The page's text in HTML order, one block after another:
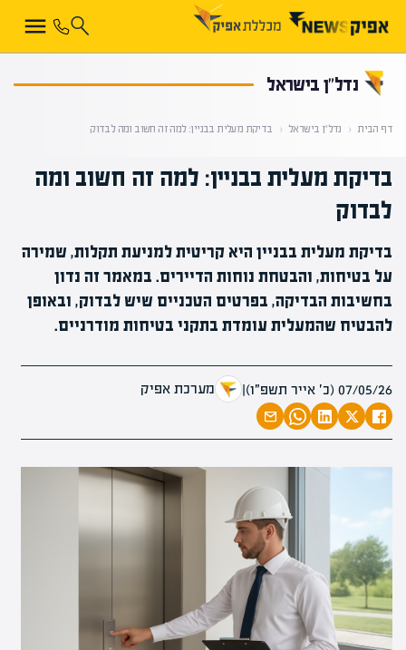
נדל”ן בישראל
דף הבית ‹ נדל”ן בישראל ‹ בדיקת מעלית בבניין: למה זה חשוב ומה לבדוק
בדיקת מעלית בבניין: למה זה חשוב ומה
לבדוק
בדיקת מעלית בבניין היא קריטית למניעת תקלות, שמירה
על בטיחות, והבטחת נוחות הדיירים. במאמר זה נדון
בחשיבות הבדיקה, בפרטים הטכניים שיש לבדוק, ובאופן
להבטיח שהמעלית עומדת בתקני בטיחות מודרניים.
07/05/26 (כ׳ אייר תשפ״ו) | מערכת אפיק